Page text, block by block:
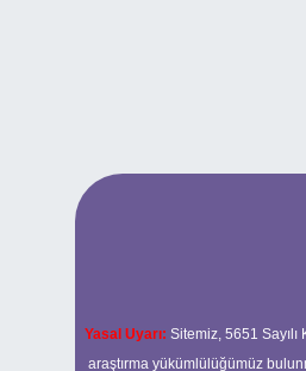
Yasal Uyarı: Sitemiz, 5651
araştırma yükümlülüğümüz